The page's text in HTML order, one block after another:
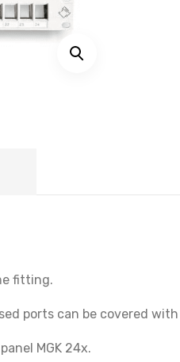
fitting.
ports can be covered with
MGK 24x.